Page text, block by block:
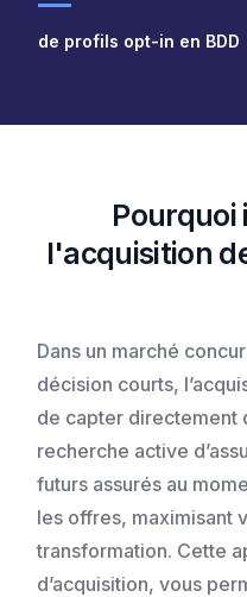
de profils opt-in en BDD
Pourquoi
l'acquisition
Dans un marché
décision courts,
de capter directement
recherche active
futurs assurés au
les offres, maximisant
transformation. Cette
d’acquisition, vous